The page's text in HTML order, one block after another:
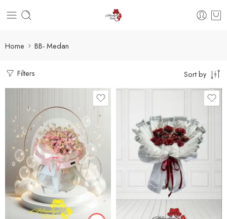
Home BB- Medan
Filters Sort by